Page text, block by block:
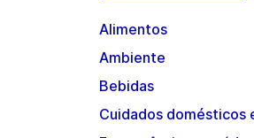
Alimentos
Ambiente
Bebidas
Cuidados domésticos